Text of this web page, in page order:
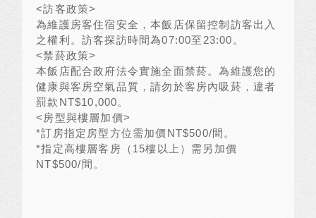
<訪客政策>
為維護房客住宿安全，本飯店保留控制訪客出入
之權利。訪客探訪時間為07:00至 23:00 。
<禁菸政策>
本飯店配合政府法令實施全面禁菸。為維護您的
健康與客房空氣品質，請勿於客房內吸菸，違者
罰款 NT$10,000。
< 房型與樓層加價>
*訂房指定房型方位需加價NT$500/間。
*指定高樓層客房（ 15樓以上）需另加價
NT$500/間。